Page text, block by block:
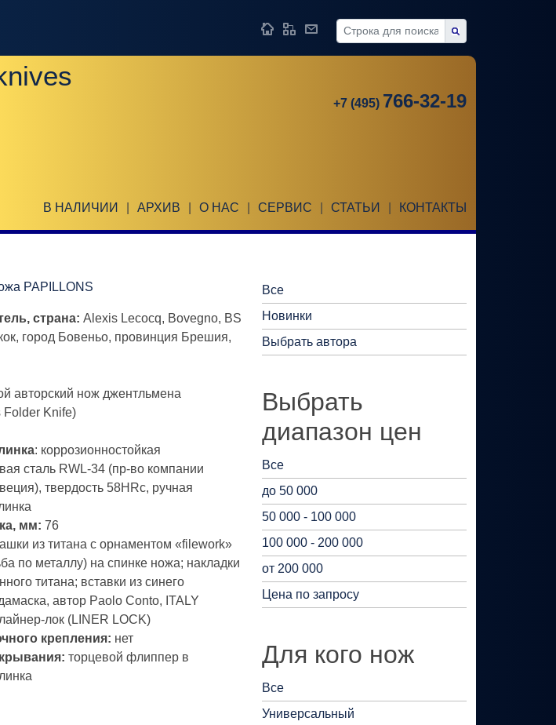
+7 (495) 766-32-19
В НАЛИЧИИ АРХИВ О НАС СЕРВИС СТАТЬИ КОНТАКТЫ
PAPILLONS
страна: Alexis Lecocq, Bovegno, BS
город Бовеньо, провинция Брешия,
авторский нож джентльмена
Folder Knife)
: коррозионностойкая
сталь RWL-34 (пр-во компании
твердость 58HRc, ручная
мм: 76
из титана с орнаментом «filework»
по металлу) на спинке ножа; накладки
титана; вставки из синего
автор Paolo Conto, ITALY
лок (LINER LOCK)
крепления: нет
торцевой флиппер в
Все
Новинки
Выбрать автора
Выбрать
диапазон цен
Все
до 50 000
50 000 - 100 000
100 000 - 200 000
от 200 000
Цена по запросу
Для кого нож
Все
Универсальный